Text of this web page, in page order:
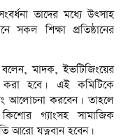
তাদের মধ্যে উৎসাহ
সকল শিক্ষা প্রতিষ্ঠানের
মাদক, ইভটিজিংয়ের
করা হবে। এই কমিটিকে
আলোচনা করবেন। তাহলে
গ্যাংসহ সামাজিক
আরো যত্নবান হবেন।